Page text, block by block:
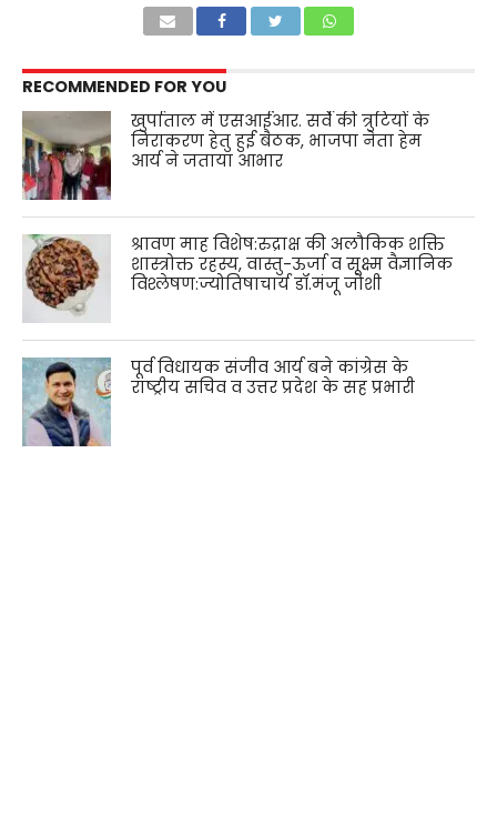
RECOMMENDED FOR YOU
खुर्पाताल में एसआईआर. सर्वे की त्रुटियों के
निराकरण हेतु हुई बैठक, भाजपा नेता हेम
आर्य ने जताया आभार
श्रावण माह विशेष:रुद्राक्ष की अलौकिक शक्ति
शास्त्रोक्त रहस्य, वास्तु-ऊर्जा व सूक्ष्म वैज्ञानिक
विश्लेषण:ज्योतिषाचार्य डॉ.मंजू जोशी
पूर्व विधायक संजीव आर्य बने कांग्रेस के
राष्ट्रीय सचिव व उत्तर प्रदेश के सह प्रभारी